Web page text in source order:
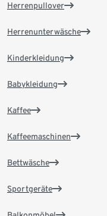
Herrenpullover
Herrenunterwäsche
Kinderkleidung
Babykleidung
Kaffee
Kaffeemaschinen
Bettwäsche
Sportgeräte